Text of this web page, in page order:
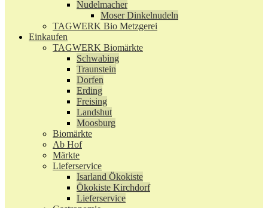
Nudelmacher
Moser Dinkelnudeln
TAGWERK Bio Metzgerei
Einkaufen
TAGWERK Biomärkte
Schwabing
Traunstein
Dorfen
Erding
Freising
Landshut
Moosburg
Biomärkte
Ab Hof
Märkte
Lieferservice
Isarland Ökokiste
Ökokiste Kirchdorf
Lieferservice